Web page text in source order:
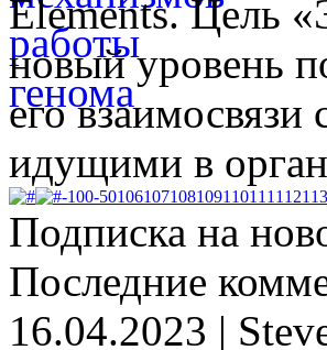
Elements. Цель
новый уровень
его
идущими в
-100-50106107108109110111 112113
Подписка на
Последние
16.04.2023 |